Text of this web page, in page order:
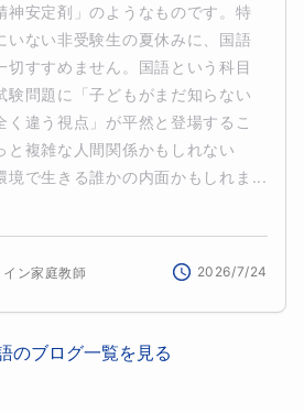
神安定剤」のようなものです。特
いない非受験生の夏休みに、国語
切すすめません。国語という科目
験問題に「子どもがまだ知らない
く違う視点」が平然と登場するこ
と複雑な人間関係かもしれない
境で生きる誰かの内面かもしれま...
イン家庭教師 2026/7/24
のブログ一覧を見る